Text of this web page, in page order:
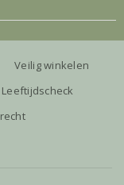
Veilig winkelen
Leeftijdscheck